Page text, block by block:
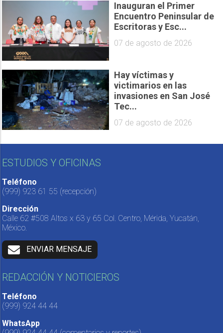
Inauguran el Primer
Encuentro Peninsular de
Escritoras y Esc...
07 de agosto de 2026
Hay víctimas y
victimarios en las
invasiones en San José
Tec...
07 de agosto de 2026
ESTUDIOS Y OFICINAS
Teléfono
(999) 923 61 55 (recepción)
Dirección
Calle 62 #508 Altos x 63 y 65 Col. Centro, Mérida, Yucatán,
México.
ENVIAR MENSAJE
REDACCIÓN Y NOTICIEROS
Teléfono
(999) 924 44 44
WhatsApp